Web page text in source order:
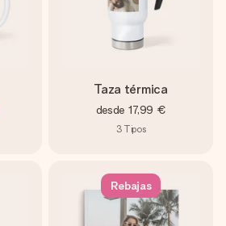
Taza térmica
desde 17,99 €
3 Tipos
Rebajas